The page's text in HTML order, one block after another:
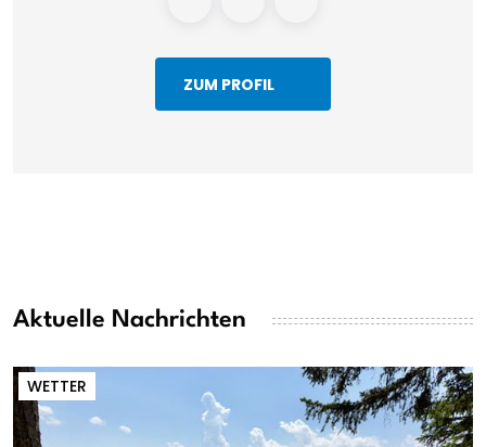
ZUM PROFIL
Aktuelle Nachrichten
WETTER